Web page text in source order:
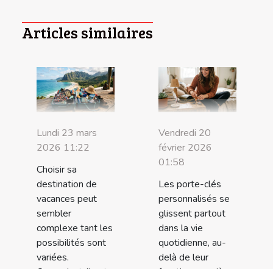
Articles similaires
Lundi 23 mars
2026 11:22
Choisir sa
destination de
vacances peut
sembler
complexe tant les
possibilités sont
variées.
Vendredi 20
février 2026
01:58
Les porte-clés
personnalisés se
glissent partout
dans la vie
quotidienne, au-
delà de leur